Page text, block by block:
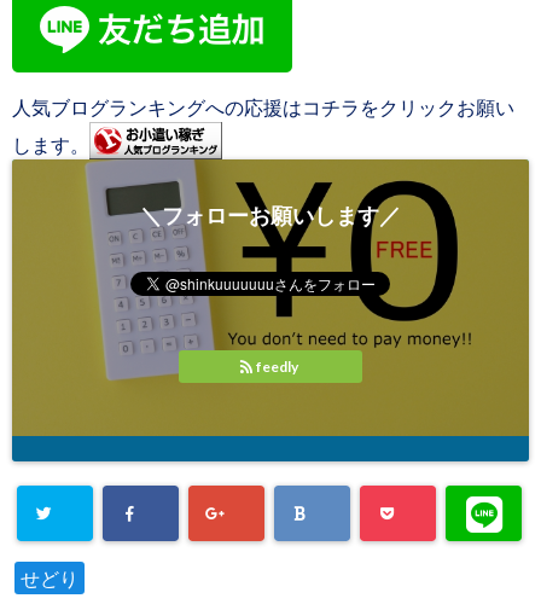
人気ブログランキングへの応援はコチラをクリックお願い
します。
＼フォローお願いします／
feedly
せどり